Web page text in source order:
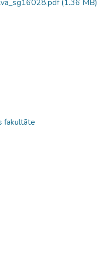
(1.36 MB)
fakultāte